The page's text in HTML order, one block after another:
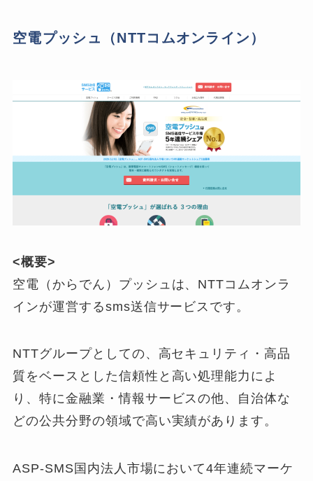
空電プッシュ（NTTコムオンライン）
<概要>
空電（からでん）プッシュは、NTTコムオンラ
インが運営するsms送信サービスです。
NTTグループとしての、高セキュリティ・高品
質をベースとした信頼性と高い処理能力によ
り、特に金融業・情報サービスの他、自治体な
どの公共分野の領域で高い実績があります。
ASP-SMS国内法人市場において4年連続マーケ